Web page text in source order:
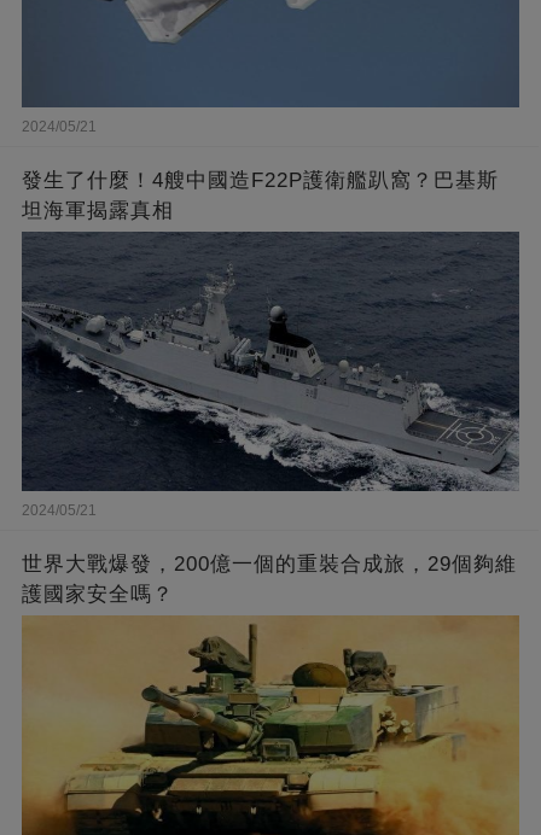
2024/05/21
發生了什麼！4艘中國造F22P護衛艦趴窩？巴基斯
坦海軍揭露真相
2024/05/21
世界大戰爆發，200億一個的重裝合成旅，29個夠維
護國家安全嗎？